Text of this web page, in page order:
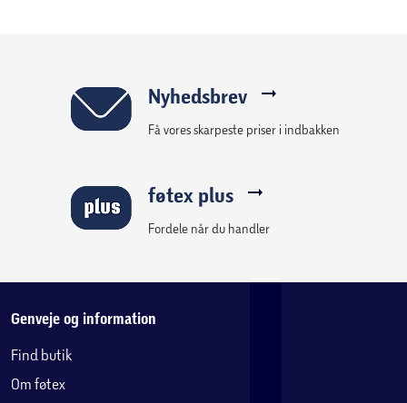
Nyhedsbrev
Få vores skarpeste priser i indbakken
føtex plus
Fordele når du handler
Genveje og information
Find butik
Om føtex